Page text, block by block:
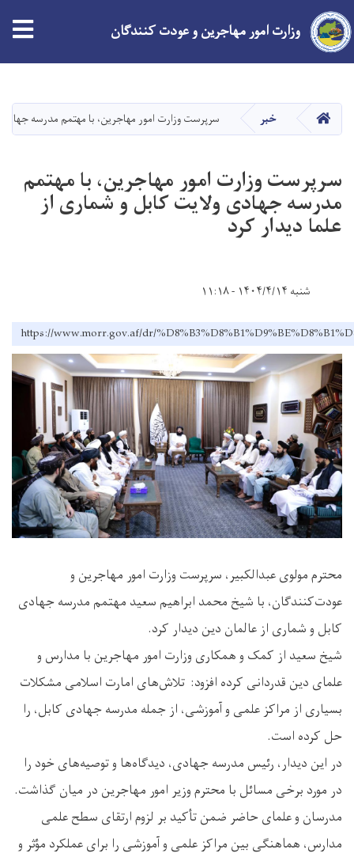
main
content
وزارت امور مهاجرین و عودت کنندگان
HOME خبر سرپرست وزارت امور مهاجرین، با مهتمم مدرسه
سرپرست وزارت امور مهاجرین، با مهتمم
مدرسه جهادی ولایت کابل و شماری از
علما دیدار کرد
شنبه ۱۴۰۴/۴/۱۴ - ۱۱:۱۸
https://www.morr.gov.af/dr/
محترم مولوی عبدالکبیر، سرپرست وزارت امور مهاجرین و
عودت‌کنندگان، با شیخ محمد ابراهیم سعید مهتمم مدرسه جهادی
کابل و شماری از عالمان دین دیدار کرد.
شیخ سعید از کمک‌ و همکاری‌ وزارت امور مهاجرین با مدارس و
علمای دین قدردانی کرده افزود: تلاش‌های امارت اسلامی مشکلات
بسیاری از مراکز علمی و آموزشی، از جمله مدرسه جهادی کابل، را
حل کرده است.
در این دیدار، رئیس مدرسه جهادی، دیدگاه‌ها و توصیه‌های خود را
در مورد برخی مسائل با محترم وزیر امور مهاجرین در میان گذاشت.
مدرسان و علمای حاضر ضمن تأکید بر لزوم ارتقای سطح علمی
مدارس، هماهنگی بین مراکز علمی و آموزشی را برای عملکرد مؤثر و